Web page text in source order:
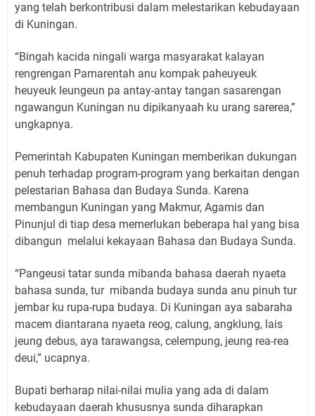
yang telah berkontribusi dalam melestarikan kebudayaan
di Kuningan.
“Bingah kacida ningali warga masyarakat kalayan
rengrengan Pamarentah anu kompak paheuyeuk
heuyeuk leungeun pa antay-antay tangan sasarengan
ngawangun Kuningan nu dipikanyaah ku urang sarerea,”
ungkapnya.
Pemerintah Kabupaten Kuningan memberikan dukungan
penuh terhadap program-program yang berkaitan dengan
pelestarian Bahasa dan Budaya Sunda. Karena
membangun Kuningan yang Makmur, Agamis dan
Pinunjul di tiap desa memerlukan beberapa hal yang bisa
dibangun melalui kekayaan Bahasa dan Budaya Sunda.
“Pangeusi tatar sunda mibanda bahasa daerah nyaeta
bahasa sunda, tur mibanda budaya sunda anu pinuh tur
jembar ku rupa-rupa budaya. Di Kuningan aya sabaraha
macem diantarana nyaeta reog, calung, angklung, lais
jeung debus, aya tarawangsa, celempung, jeung rea-rea
deui,” ucapnya.
Bupati berharap nilai-nilai mulia yang ada di dalam
kebudayaan daerah khususnya sunda diharapkan